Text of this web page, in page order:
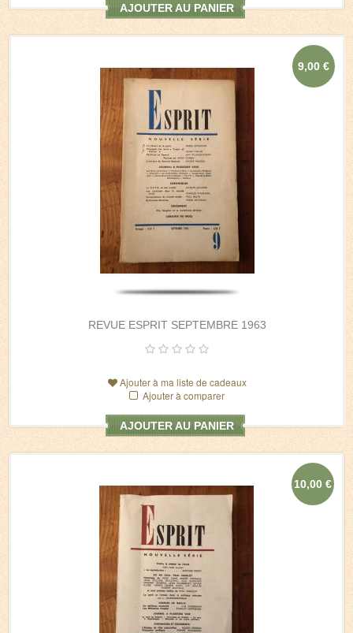
AJOUTER AU PANIER
REVUE ESPRIT SEPTEMBRE 1963
9,00 €
Ajouter à ma liste de cadeaux
Ajouter à comparer
AJOUTER AU PANIER
10,00 €